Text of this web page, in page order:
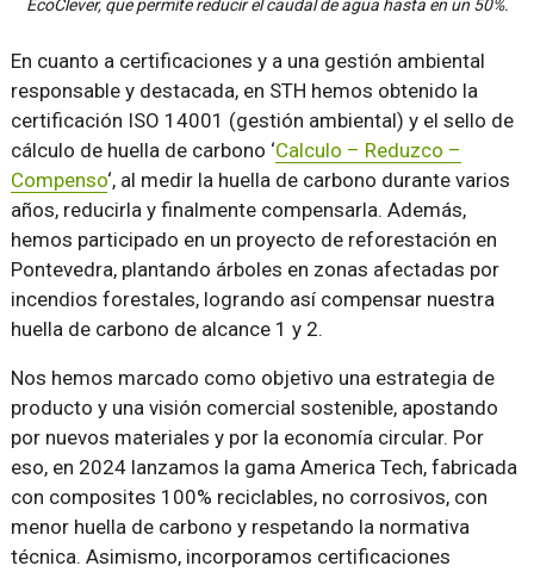
EcoClever, que permite reducir el caudal de agua hasta en un 50%.
En cuanto a certificaciones y a una gestión ambiental
responsable y destacada, en STH hemos obtenido la
certificación ISO 14001 (gestión ambiental) y el sello de
cálculo de huella de carbono ‘Calculo – Reduzco –
Compenso‘, al medir la huella de carbono durante varios
años, reducirla y finalmente compensarla. Además,
hemos participado en un proyecto de reforestación en
Pontevedra, plantando árboles en zonas afectadas por
incendios forestales, logrando así compensar nuestra
huella de carbono de alcance 1 y 2.
Nos hemos marcado como objetivo una estrategia de
producto y una visión comercial sostenible, apostando
por nuevos materiales y por la economía circular. Por
eso, en 2024 lanzamos la gama America Tech, fabricada
con composites 100% reciclables, no corrosivos, con
menor huella de carbono y respetando la normativa
técnica. Asimismo, incorporamos certificaciones